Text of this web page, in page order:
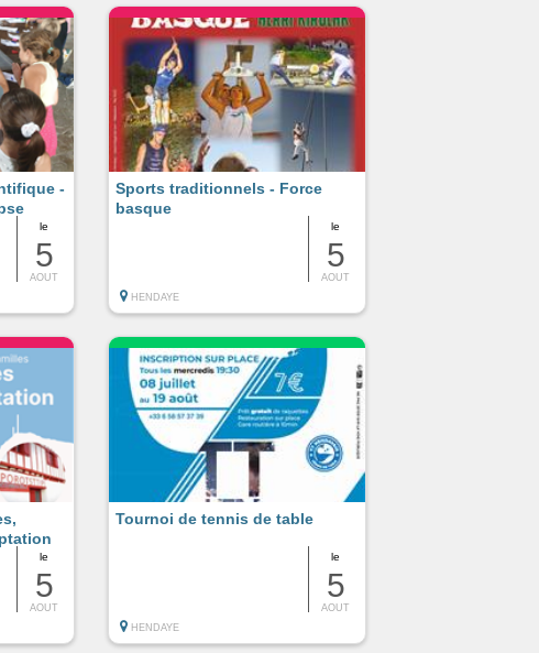
le
5
AOUT
-
le
5
AOUT
Sports traditionnels - Force
basque
HENDAYE
le
5
AOUT
le
5
AOUT
Tournoi de tennis de table
HENDAYE